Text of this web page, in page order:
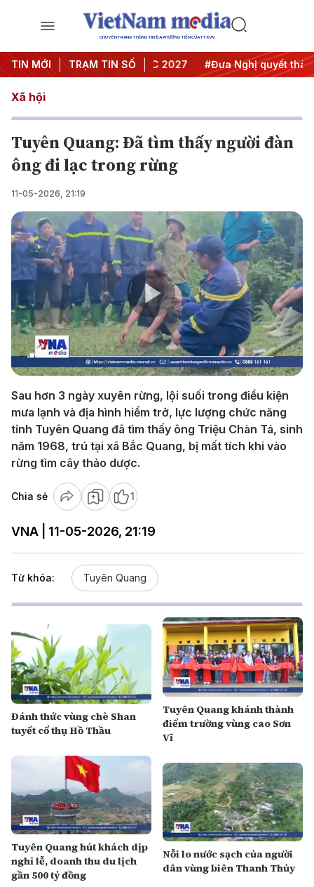
CHUYÊN TRANG THÔNG TIN ĐA PHƯƠNG TIỆN CỦA TTXVN
TIN MỚI TRẠM TIN SỐ
Trung ương 3 #APEC 2027 #Đưa Nghị quyết thành
Xã hội
Tuyên Quang: Đã tìm thấy người đàn
ông đi lạc trong rừng
11-05-2026, 21:19
Play
Video
Sau hơn 3 ngày xuyên rừng, lội suối trong điều kiện
mưa lạnh và địa hình hiểm trở, lực lượng chức năng
tỉnh Tuyên Quang đã tìm thấy ông Triệu Chàn Tá, sinh
năm 1968, trú tại xã Bắc Quang, bị mất tích khi vào
rừng tìm cây thảo dược.
Chia sẻ 1
VNA | 11-05-2026, 21:19
Từ khóa: Tuyên Quang
Đánh thức vùng chè Shan
tuyết cổ thụ Hồ Thầu
Tuyên Quang khánh thành
điểm trường vùng cao Sơn
Vĩ
Tuyên Quang hút khách dịp
nghỉ lễ, doanh thu du lịch
gần 500 tỷ đồng
Nỗi lo nước sạch của người
dân vùng biên Thanh Thủy